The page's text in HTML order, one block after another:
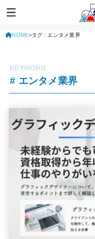
HOME タグ : エンタメ業界
# エンタメ業界